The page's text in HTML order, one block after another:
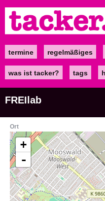
zum
Inhalt
Maintermine regelmäßiges
was ist tacker? tags
FREIlab
Ort
+
-